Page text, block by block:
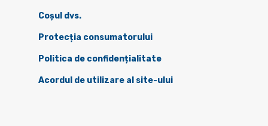
Coșul dvs.
Protecția consumatorului
Politica de confidențialitate
Acordul de utilizare al site-ului